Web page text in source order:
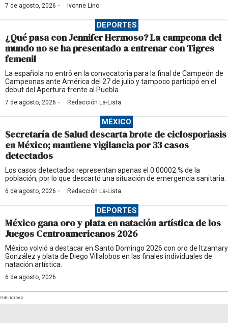
7 de agosto, 2026 · Ivonne Lino
DEPORTES
¿Qué pasa con Jennifer Hermoso? La campeona del
mundo no se ha presentado a entrenar con Tigres
femenil
La española no entró en la convocatoria para la final de Campeón de
Campeonas ante América del 27 de julio y tampoco participó en el
debut del Apertura frente al Puebla
7 de agosto, 2026 · Redacción La-Lista
MÉXICO
Secretaría de Salud descarta brote de ciclosporiasis
en México; mantiene vigilancia por 33 casos
detectados
Los casos detectados representan apenas el 0.00002 % de la
población, por lo que descartó una situación de emergencia sanitaria.
6 de agosto, 2026 · Redacción La-Lista
DEPORTES
México gana oro y plata en natación artística de los
Juegos Centroamericanos 2026
México volvió a destacar en Santo Domingo 2026 con oro de Itzamary
González y plata de Diego Villalobos en las finales individuales de
natación artística.
6 de agosto, 2026
PUBLICIDAD